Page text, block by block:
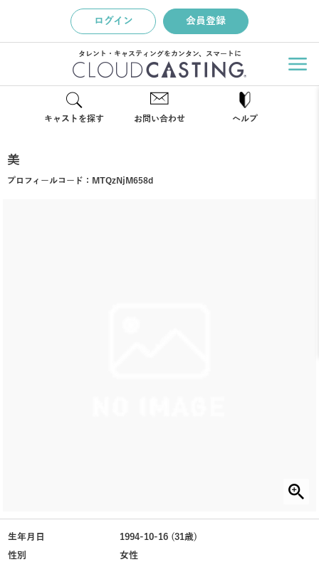
ログイン 会員登録
タレント・キャスティングをカンタン、スマートに
キャストを探す お問い合わせ ヘルプ
美
プロフィールコード： MTQzNjM658d
生年月日
1994-10-16 (31歳)
性別
女性